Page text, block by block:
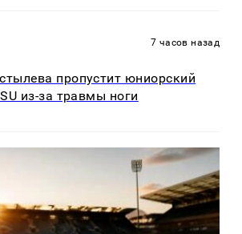
7 часов назад
пропустит юниорский
из-за травмы ноги